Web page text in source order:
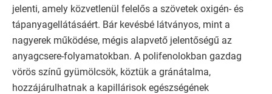
jelenti, amely közvetlenül felelős a szövetek oxigén- és
tápanyagellátásáért. Bár kevésbé látványos, mint a
nagyerek működése, mégis alapvető jelentőségű az
anyagcsere-folyamatokban. A polifenolokban gazdag
vörös színű gyümölcsök, köztük a gránátalma,
hozzájárulhatnak a kapillárisok egészségének